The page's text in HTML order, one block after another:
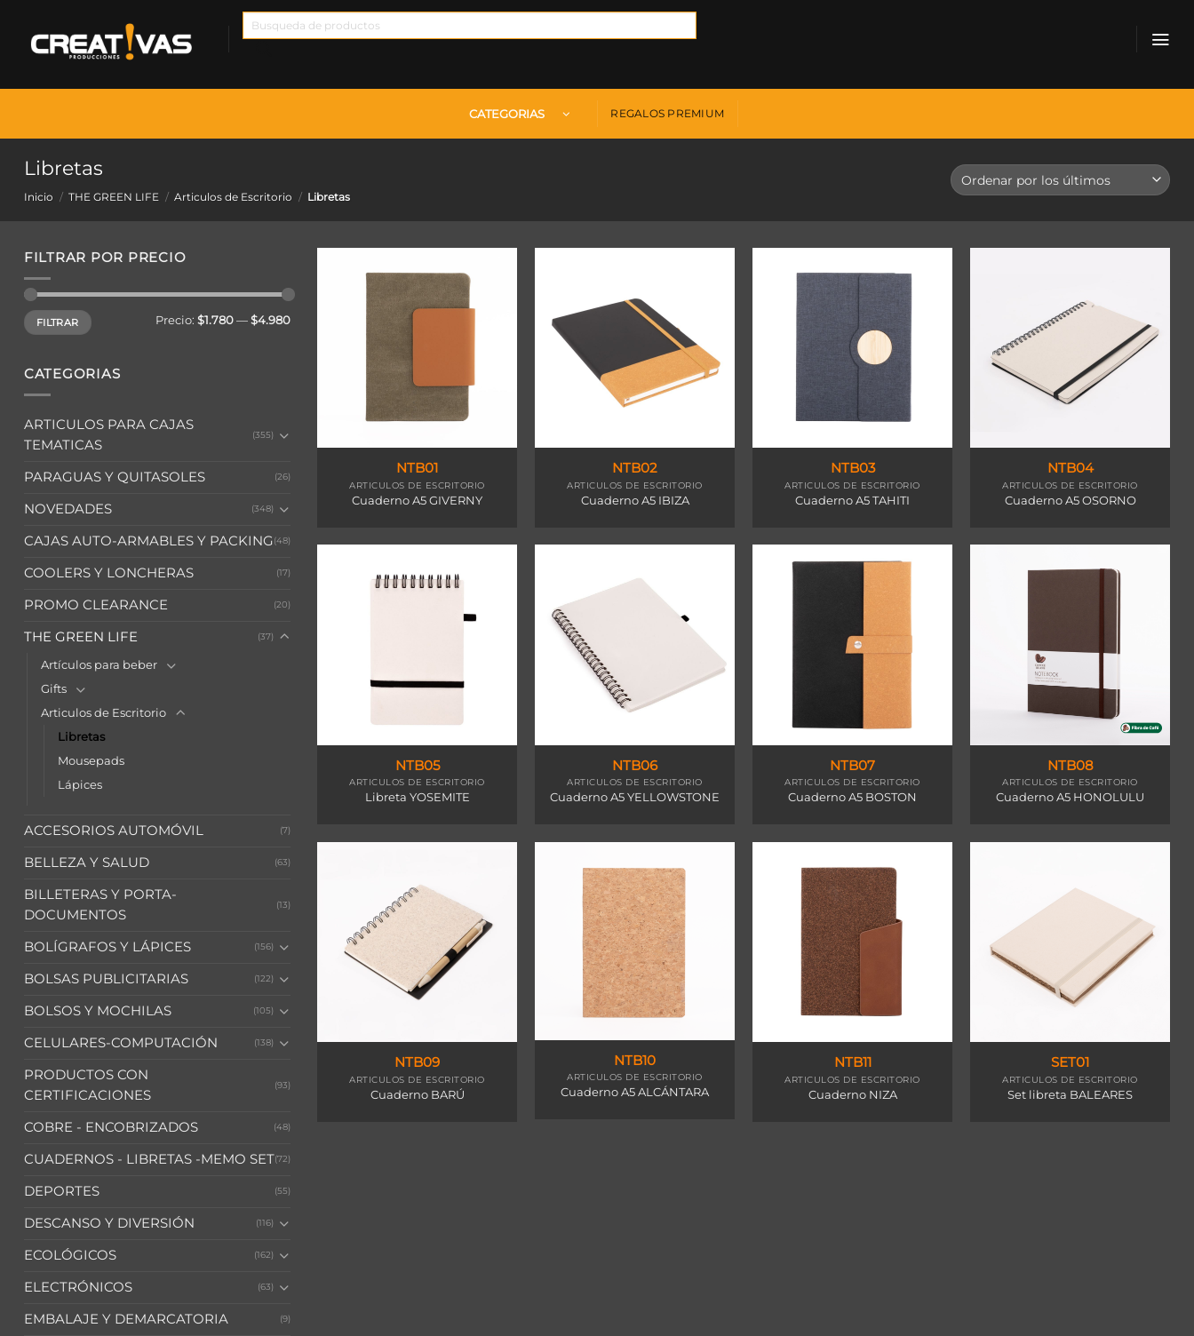
contenido
CATEGORIAS REGALOS PREMIUM
Libretas
Inicio / THE GREEN LIFE / Articulos de Escritorio / Libretas
FILTRAR POR PRECIO
Precio
mínimo
Precio
máximo
FILTRAR Precio: $1.780 — $4.980
CATEGORIAS
ARTICULOS PARA CAJAS
TEMATICAS
(355)
PARAGUAS Y QUITASOLES (26)
NOVEDADES (348)
CAJAS AUTO-ARMABLES Y PACKING(48)
COOLERS Y LONCHERAS (17)
PROMO CLEARANCE (20)
THE GREEN LIFE (37)
Artículos para beber
Gifts
Articulos de Escritorio
Libretas
Mousepads
Lápices
ACCESORIOS AUTOMÓVIL (7)
BELLEZA Y SALUD (63)
BILLETERAS Y PORTA-
DOCUMENTOS
(13)
BOLÍGRAFOS Y LÁPICES (156)
BOLSAS PUBLICITARIAS (122)
BOLSOS Y MOCHILAS (105)
CELULARES-COMPUTACIÓN (138)
PRODUCTOS CON
CERTIFICACIONES
(93)
COBRE - ENCOBRIZADOS (48)
CUADERNOS - LIBRETAS -MEMO SET(72)
DEPORTES (55)
DESCANSO Y DIVERSIÓN (116)
ECOLÓGICOS (162)
ELECTRÓNICOS (63)
EMBALAJE Y DEMARCATORIA (9)
NTB01
ARTICULOS DE ESCRITORIO
Cuaderno A5 GIVERNY
NTB02
ARTICULOS DE ESCRITORIO
Cuaderno A5 IBIZA
NTB03
ARTICULOS DE ESCRITORIO
Cuaderno A5 TAHITI
NTB04
ARTICULOS DE ESCRITORIO
Cuaderno A5 OSORNO
NTB05
ARTICULOS DE ESCRITORIO
Libreta YOSEMITE
NTB06
ARTICULOS DE ESCRITORIO
Cuaderno A5 YELLOWSTONE
NTB07
ARTICULOS DE ESCRITORIO
Cuaderno A5 BOSTON
NTB08
ARTICULOS DE ESCRITORIO
Cuaderno A5 HONOLULU
NTB09
ARTICULOS DE ESCRITORIO
Cuaderno BARÚ
NTB10
ARTICULOS DE ESCRITORIO
Cuaderno A5 ALCÁNTARA
NTB11
ARTICULOS DE ESCRITORIO
Cuaderno NIZA
SET01
ARTICULOS DE ESCRITORIO
Set libreta BALEARES